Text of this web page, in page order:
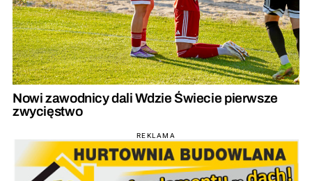
Nowi zawodnicy dali Wdzie Świecie pierwsze
zwycięstwo
REKLAMA